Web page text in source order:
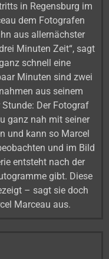
in Regensburg im
dem Fotografen
aus allernächster
Minuten Zeit“, sagt
schnell eine
Minuten sind zwei
aus seinem
Stunde: Der Fotograf
ganz nah mit seiner
und kann so Marcel
und im Bild
entsteht nach der
gibt. Diese
– sagt sie doch
Marceau aus.